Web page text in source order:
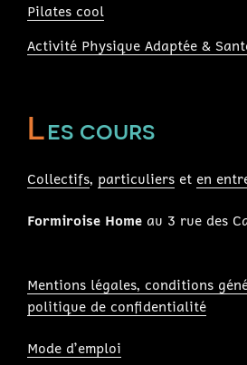
Pilates cool
Activité Physique Adaptée &
Les cours
Collectifs, particuliers et en
Formiroise Home au 3 rue des
Mentions légales, conditions
politique de confidentialité
Mode d’emploi